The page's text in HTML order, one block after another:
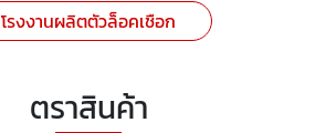
โรงงานผลิตตัวล็อคเชือก
ตราสินค้า